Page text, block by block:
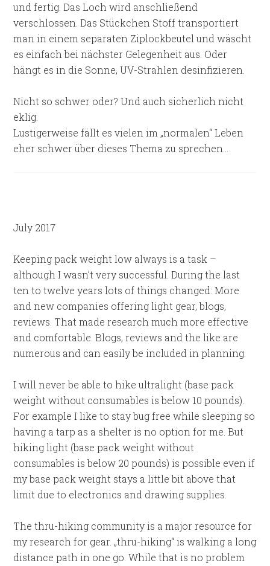
und fertig. Das Loch wird anschließend
verschlossen. Das Stückchen Stoff transportiert
man in einem separaten Ziplockbeutel und wäscht
es einfach bei nächster Gelegenheit aus. Oder
hängt es in die Sonne, UV-Strahlen desinfizieren.
Nicht so schwer oder? Und auch sicherlich nicht
eklig.
Lustigerweise fällt es vielen im „normalen“ Leben
eher schwer über dieses Thema zu sprechen…
July 2017
Keeping pack weight low always is a task –
although I wasn’t very successful. During the last
ten to twelve years lots of things changed: More
and new companies offering light gear, blogs,
reviews. That made research much more effective
and comfortable. Blogs, reviews and the like are
numerous and can easily be included in planning.
I will never be able to hike ultralight (base pack
weight without consumables is below 10 pounds).
For example I like to stay bug free while sleeping so
having a tarp as a shelter is no option for me. But
hiking light (base pack weight without
consumables is below 20 pounds) is possible even if
my base pack weight stays a little bit above that
limit due to electronics and drawing supplies.
The thru-hiking community is a major resource for
my research for gear. „thru-hiking“ is walking a long
distance path in one go. While that is no problem